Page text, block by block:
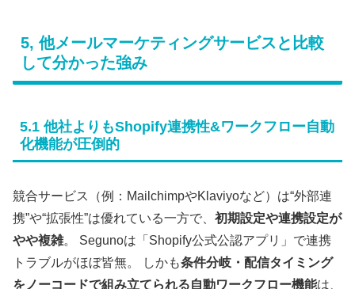
5, 他メールマーケティングサービスと比較
して分かった強み
5.1 他社よりもShopify連携性&ワークフロー自動
化機能が圧倒的
競合サービス（例：MailchimpやKlaviyoなど）は“外部連
携”や“拡張性”は優れている一方で、 初期設定や連携設定が
やや複雑。 Segunoは「Shopify公式公認アプリ」で連携
トラブルがほぼ皆無。 しかも条件分岐・配信タイミング
をノーコードで組み立てられる自動ワークフロー機能は、